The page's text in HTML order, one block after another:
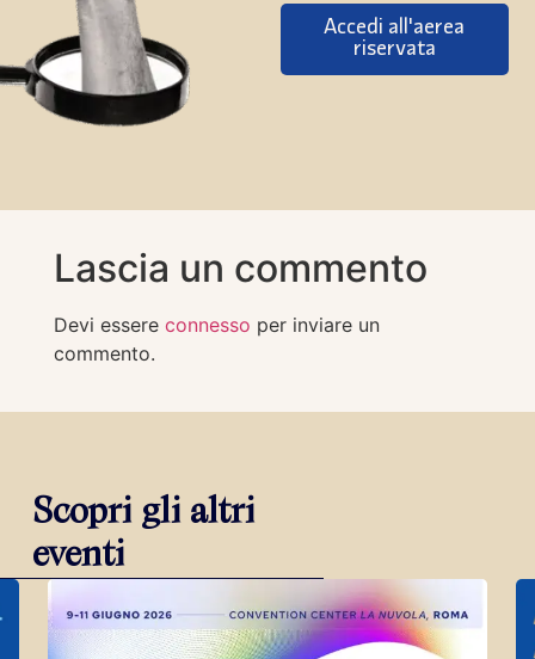
Accedi all'aerea
riservata
Lascia un commento
Devi essere connesso per inviare un
commento.
Scopri gli altri
eventi